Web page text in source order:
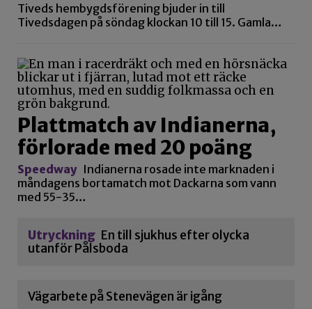
Tiveds hembygdsförening bjuder in till
Tivedsdagen på söndag klockan 10 till 15. Gamla…
Plattmatch av Indianerna,
förlorade med 20 poäng
Speedway Indianerna rosade inte marknaden i
måndagens bortamatch mot Dackarna som vann
med 55-35…
Utryckning En till sjukhus efter olycka
utanför Pålsboda
Vägarbete på Stenevägen är igång